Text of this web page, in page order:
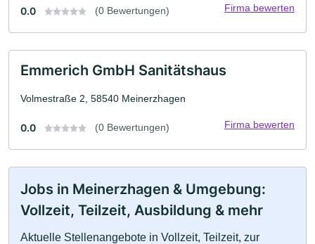
0.0 (0 Bewertungen) Firma bewerten
Emmerich GmbH Sanitätshaus
Volmestraße 2, 58540 Meinerzhagen
0.0 (0 Bewertungen) Firma bewerten
Jobs in Meinerzhagen & Umgebung:
Vollzeit, Teilzeit, Ausbildung & mehr
Aktuelle Stellenangebote in Vollzeit, Teilzeit, zur